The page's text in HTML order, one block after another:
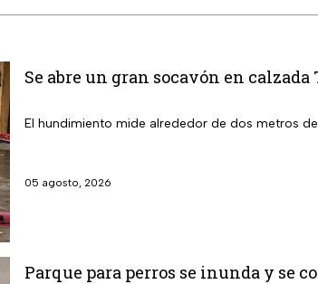
Se abre un gran socavón en
El hundimiento mide alrededor de dos metros
05 agosto, 2026
Parque para perros se inunda y se